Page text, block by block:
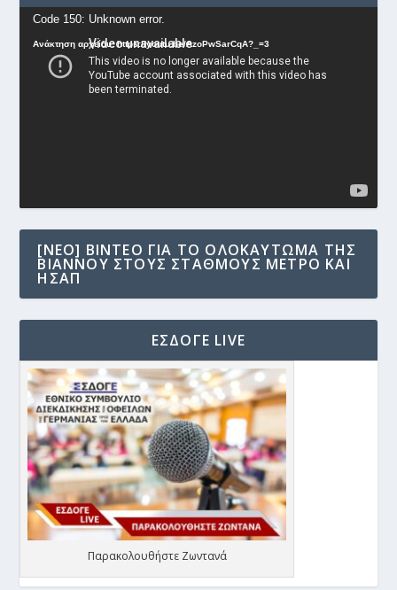
Πρόγραμμα
Αναπαραγωγής
Βίντεο
Code 150: Unknown error.
Ανάκτηση αρχείου: https://youtu.be/AzoPwSarCqA?_=3
[NEO] ΒΊΝΤΕΟ ΓΙΑ ΤΟ ΟΛΟΚΑΎΤΩΜΑ ΤΗΣ
ΒΙΆΝΝΟΥ ΣΤΟΥΣ ΣΤΑΘΜΟΎΣ ΜΕΤΡΟ ΚΑΙ
ΗΣΑΠ
ΕΣΔΟΓΕ LIVE
Παρακολουθήστε Ζωντανά